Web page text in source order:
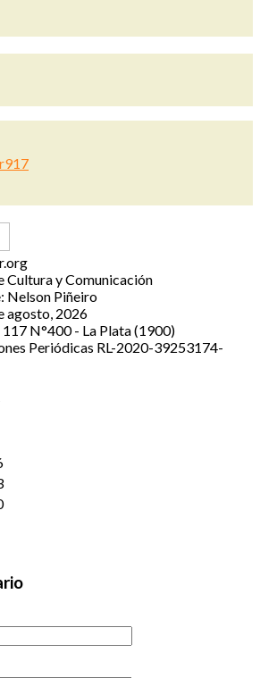
Cultura y Comunicación
Nelson Piñeiro
agosto, 2026
N°400 - La Plata (1900)
Periódicas RL-2020-39253174-